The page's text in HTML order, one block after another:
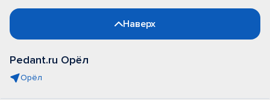
Наверх
Pedant.ru Орёл
Орёл